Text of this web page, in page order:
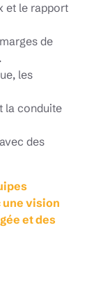
et le rapport
de
les
la conduite
des
une vision
et des